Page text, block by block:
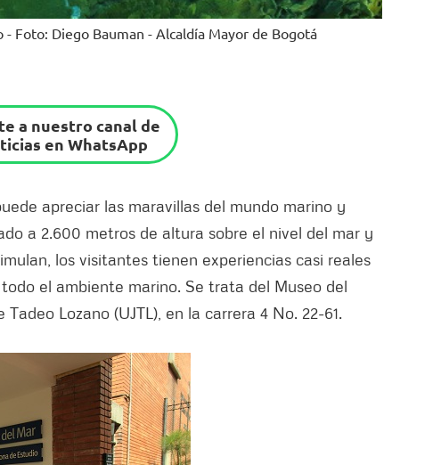
Foto: Diego Bauman - Alcaldía Mayor de Bogotá
a nuestro canal de
en WhatsApp
apreciar las maravillas del mundo marino y
a 2.600 metros de altura sobre el nivel del mar y
los visitantes tienen experiencias casi reales
el ambiente marino. Se trata del Museo del
Lozano (UJTL), en la carrera 4 No. 22-61.